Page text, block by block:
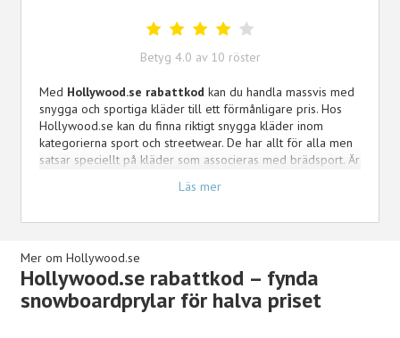
Betyg 4.0 av 10 röster
Med Hollywood.se rabattkod kan du handla massvis med
snygga och sportiga kläder till ett förmånligare pris. Hos
Hollywood.se kan du finna riktigt snygga kläder inom
kategorierna sport och streetwear. De har allt för alla men
satsar speciellt på kläder som associeras med brädsport. Är
av streetwearkläder, är Hollywood.se förmodligen den
och hitta dina favoriter redan idag. Glöm inte att använda
pengarna!
Läs mer
Mer om Hollywood.se
Hollywood.se rabattkod – fynda
snowboardprylar för halva priset